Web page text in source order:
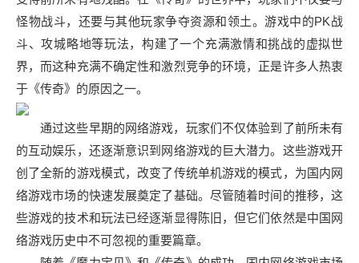
怪物战斗，还要与其他玩家争夺资源和领土。游戏中的PK战
斗、攻城略地等玩法，构建了一个充满激情和挑战的虚拟世
界，而这种充满不确定性和激烈竞争的环境，正是许多人热衷
于《传奇》的原因之一。
通过这些早期的网络游戏，玩家们不仅体验到了前所未有
的互动娱乐，还逐渐意识到网络游戏的巨大潜力。这些游戏开
创了全新的游戏模式，改变了传统单机游戏的模式，为国内网
络游戏市场的快速发展奠定了基础。尽管随着时间的推移，这
些游戏的技术和玩法已经逐渐显得陈旧，但它们依然是中国网
络游戏历史中不可忽视的重要篇章。